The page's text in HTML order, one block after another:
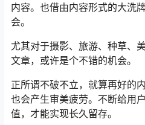
内容。也借由内容形式的大洗
会。
尤其对于摄影、旅游、种草、
文章，或许是个不错的机会。
正所谓不破不立，就算再好的
也会产生审美疲劳。不断给用
值，才能实现长久留存。